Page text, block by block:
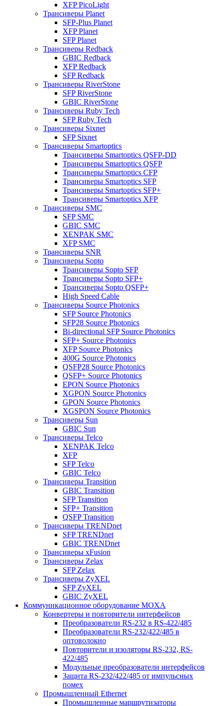
XFP PicoLight
Трансиверы Planet
SFP-Plus Planet
XFP Planet
SFP Planet
Трансиверы Redback
GBIC Redback
XFP Redback
SFP Redback
Трансиверы RiverStone
SFP RiverStone
GBIC RiverStone
Трансиверы Ruby Tech
SFP Ruby Tech
Трансиверы Sixnet
SFP Sixnet
Трансиверы Smartoptics
Трансиверы Smartoptics QSFP-DD
Трансиверы Smartoptics QSFP
Трансиверы Smartoptics CFP
Трансиверы Smartoptics SFP
Трансиверы Smartoptics SFP+
Трансиверы Smartoptics XFP
Трансиверы SMC
SFP SMC
GBIC SMC
XENPAK SMC
XFP SMC
Трансиверы SNR
Трансиверы Sopto
Трансиверы Sopto SFP
Трансиверы Sopto SFP+
Трансиверы Sopto QSFP+
High Speed Cable
Трансиверы Source Photonics
SFP Source Photonics
SFP28 Source Photonics
Bi-directional SFP Source Photonics
SFP+ Source Photonics
XFP Source Photonics
400G Source Photonics
QSFP28 Source Photonics
QSFP+ Source Photonics
EPON Source Photonics
XGPON Source Photonics
GPON Source Photonics
XGSPON Source Photonics
Трансиверы Sun
GBIC Sun
Трансиверы Telco
XENPAK Telco
XFP
SFP Telco
GBIC Telco
Трансиверы Transition
GBIC Transition
SFP Transition
SFP+ Transition
QSFP Transition
Трансиверы TRENDnet
SFP TRENDnet
GBIC TRENDnet
Трансиверы xFusion
Трансиверы Zelax
SFP Zelax
Трансиверы ZyXEL
SFP ZyXEL
GBIC ZyXEL
Коммуникационное оборудование MOXA
Конвертеры и повторители интерфейсов
Преобразователи RS-232 в RS-422/485
Преобразователи RS-232/422/485 в
оптоволокно
Повторители и изоляторы RS-232, RS-
422/485
Модульные преобразователи интерфейсов
Защита RS-232/422/485 от импульсных
помех
Промышленный Ethernet
Промышленные маршрутизаторы